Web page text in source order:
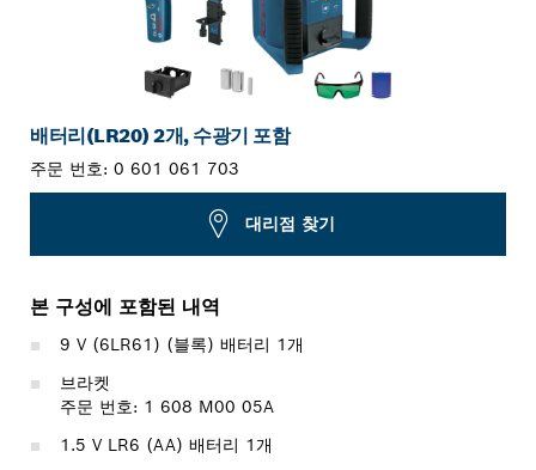
배터리(LR20) 2개, 수광기 포함
주문 번호: 0 601 061 703
대리점 찾기
본 구성에 포함된 내역
9 V (6LR61) (블록) 배터리 1개
브라켓
주문 번호: 1 608 M00 05A
1.5 V LR6 (AA) 배터리 1개